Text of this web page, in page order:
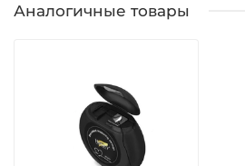
Аналогичные товары